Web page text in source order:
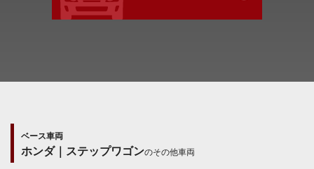
ベース車両
ホンダ｜ステップワゴンのその他車両